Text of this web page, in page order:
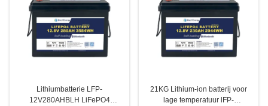
Lithiumbatterie LFP-
12V280AHBLH LiFePO4
21KG Lithium-ion batterij voor
lage temperatuur lFP-